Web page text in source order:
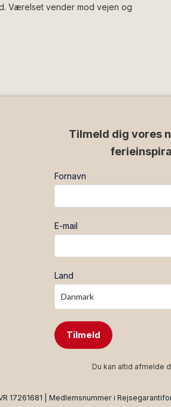
Værelset vender mod vejen og
Tilmeld dig vores
Fornavn
E-mail
Land
Tilmeld
Du kan altid afmelde
17261681 | Medlemsnummer i